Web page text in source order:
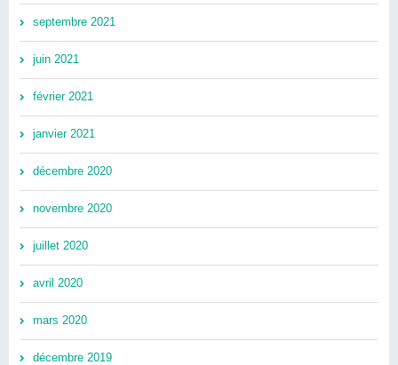
septembre 2021
juin 2021
février 2021
janvier 2021
décembre 2020
novembre 2020
juillet 2020
avril 2020
mars 2020
décembre 2019